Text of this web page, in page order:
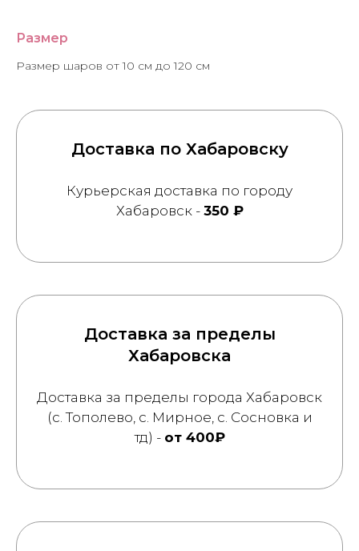
Размер
Размер шаров от 10 см до 120 см
Доставка по Хабаровску
Курьерская доставка по городу
Хабаровск - 350 ₽
Доставка за пределы
Хабаровска
Доставка за пределы города Хабаровск
(с. Тополево, с. Мирное, с. Сосновка и
тд) - от 400₽